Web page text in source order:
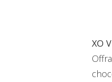
XO